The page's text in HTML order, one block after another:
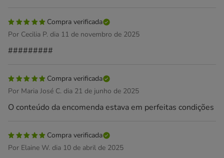
Compra verificada
Por Cecilia P. dia 11 de novembro de 2025
#########
Compra verificada
Por Maria José C. dia 21 de junho de 2025
O conteúdo da encomenda estava em perfeitas condições
Compra verificada
Por Elaine W. dia 10 de abril de 2025